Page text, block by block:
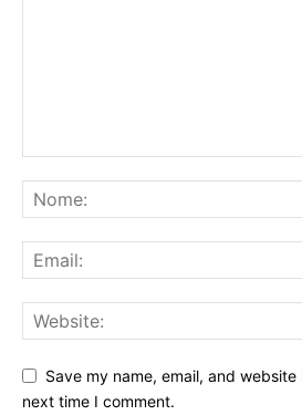
Save my name, email, and
next time I comment.